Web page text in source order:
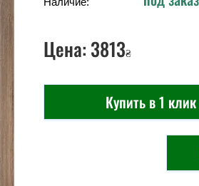
Цена: 3813₴
Купить в 1 клик